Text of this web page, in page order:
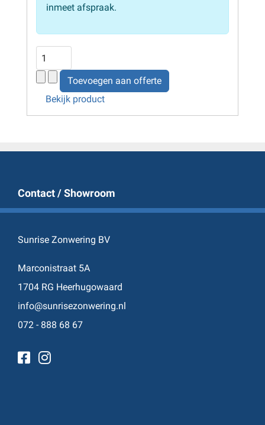
inmeet afspraak.
Bekijk product
Contact / Showroom
Sunrise Zonwering BV
Marconistraat 5A
1704 RG Heerhugowaard
info@sunrisezonwering.nl
072 - 888 68 67